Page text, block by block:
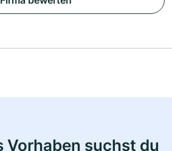
Vorhaben suchst du